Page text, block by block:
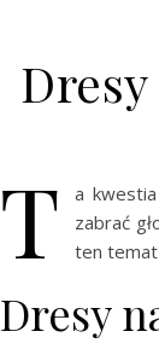
T
a
zabrać
ten temat
Dresy